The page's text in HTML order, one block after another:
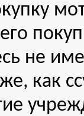
не
как